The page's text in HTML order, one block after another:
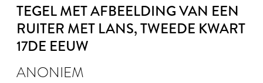
TEGEL MET AFBEELDING VAN EEN
RUITER MET LANS, TWEEDE KWART
17DE EEUW
ANONIEM